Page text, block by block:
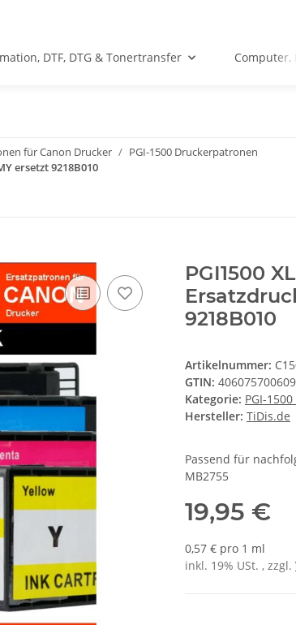
DTF, DTG & Tonertransfer Computer,
für Canon Drucker
PGI-1500 Druckerpatronen
ersetzt 9218B010
PGI1500
9218B010
Artikelnummer:
GTIN:
Kategorie: PGI-
Hersteller: TiDis.de
Passend für
MB2755
19,95 €
0,57 € pro 1 ml
inkl. 19% USt. , zzgl.